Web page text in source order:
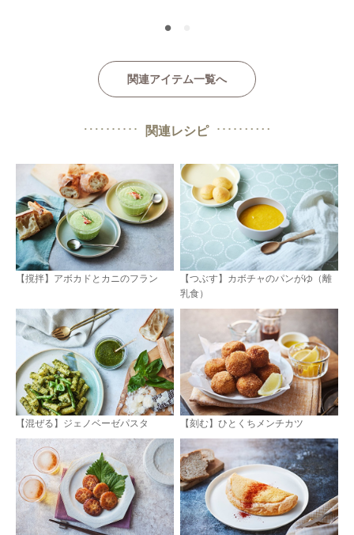
●
関連アイテム一覧へ
関連レシピ
【撹拌】アボカドとカニのフラン
【つぶす】カボチャのパンがゆ（離
乳食）
【混ぜる】ジェノベーゼパスタ 【刻む】ひとくちメンチカツ